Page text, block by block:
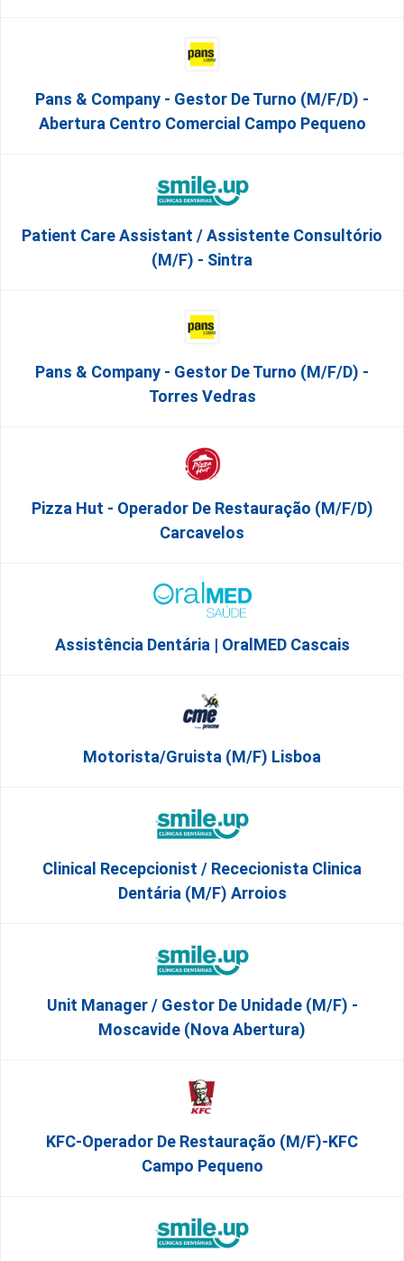
Pans & Company - Gestor De Turno (m/f/d) -
Abertura Centro Comercial Campo Pequeno
Patient Care Assistant / Assistente Consultório
(M/F) - Sintra
Pans & Company - Gestor De Turno (m/f/d) -
Torres Vedras
Pizza Hut - Operador De Restauração (m/f/d)
Carcavelos
Assistência Dentária | OralMED Cascais
Motorista/Gruista (m/f) Lisboa
Clinical Recepcionist / Rececionista Clinica
Dentária (M/F) Arroios
Unit Manager / Gestor De Unidade (M/F) -
Moscavide (Nova Abertura)
KFC-Operador De Restauração (m/f)-KFC
Campo Pequeno